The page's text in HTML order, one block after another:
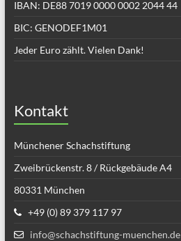
IBAN: DE88 7019 0000 0002 2044 44
BIC: GENODEF1M01
Jeder Euro zählt. Vielen Dank!
Kontakt
Münchener Schachstiftung
Zweibrückenstr. 8 / Rückgebäude A4
80331 München
+49 (0) 89 379 117 97
info@schachstiftung-muenchen.de